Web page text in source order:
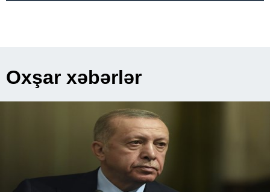
Oxşar xəbərlər